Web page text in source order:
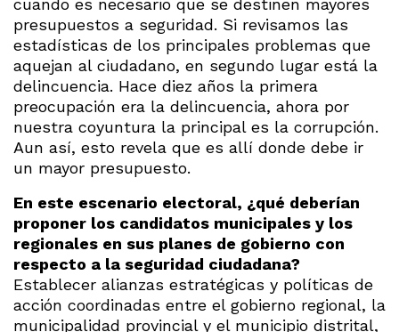
cuando es necesario que se destinen mayores
presupuestos a seguridad. Si revisamos las
estadísticas de los principales problemas que
aquejan al ciudadano, en segundo lugar está la
delincuencia. Hace diez años la primera
preocupación era la delincuencia, ahora por
nuestra coyuntura la principal es la corrupción.
Aun así, esto revela que es allí donde debe ir
un mayor presupuesto.
En este escenario electoral, ¿qué deberían
proponer los candidatos municipales y los
regionales en sus planes de gobierno con
respecto a la seguridad ciudadana?
Establecer alianzas estratégicas y políticas de
acción coordinadas entre el gobierno regional, la
municipalidad provincial y el municipio distrital,